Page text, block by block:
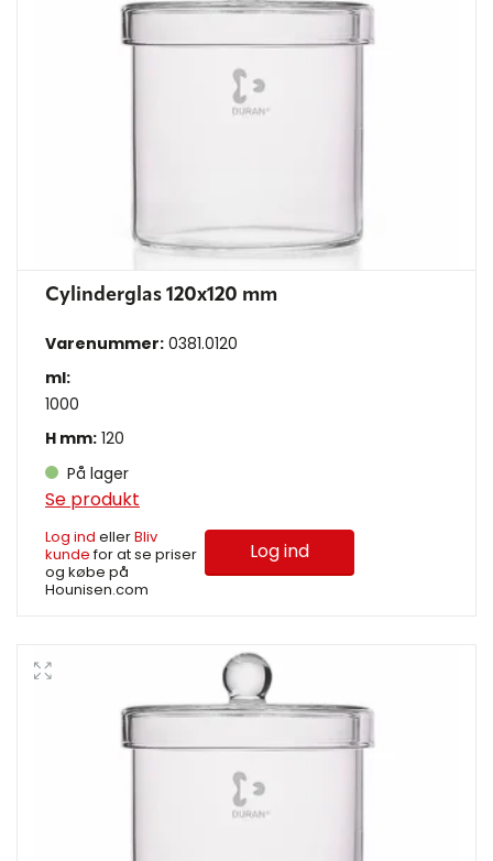
Cylinderglas 120x120 mm
Varenummer: 0381.0120
ml:
1000
H mm: 120
På lager
Se produkt
Log ind ellerBliv
kundefor at se priser
og købe på
Hounisen.com
Log ind